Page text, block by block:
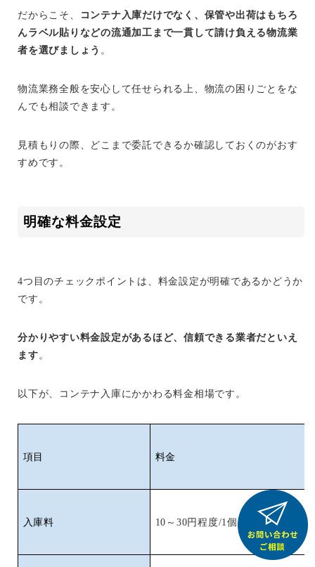
だからこそ、
コンテナ入庫だけでなく、保管や出荷はもちろ
んラベル貼りなどの流通加工まで一貫して請け負える物流業
者を選びましょう 。
物流業務全般を安心して任せられる上、物流の困りごとをな
んでも相談できます。
見積もりの際、どこまで委託できるか確認しておくのがおす
すめです。
明確な料金設定
4つ目のチェックポイントは、料金設定が明確であるかどうか
です。
分かりやすい料金設定があるほど、信頼できる業者だといえ
ます 。
以下が、コンテナ入庫にかかわる料金相場です。
項目 料金
入庫料 10～30円程度/1個あたり